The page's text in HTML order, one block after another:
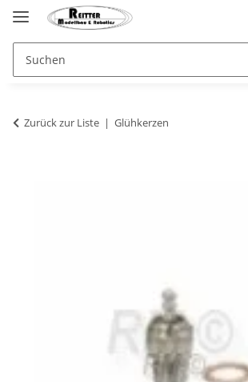
Zurück zur Liste Glühkerzen